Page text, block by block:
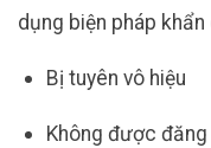
dụng biện pháp
Bị tuyên vô hiệu
Không được